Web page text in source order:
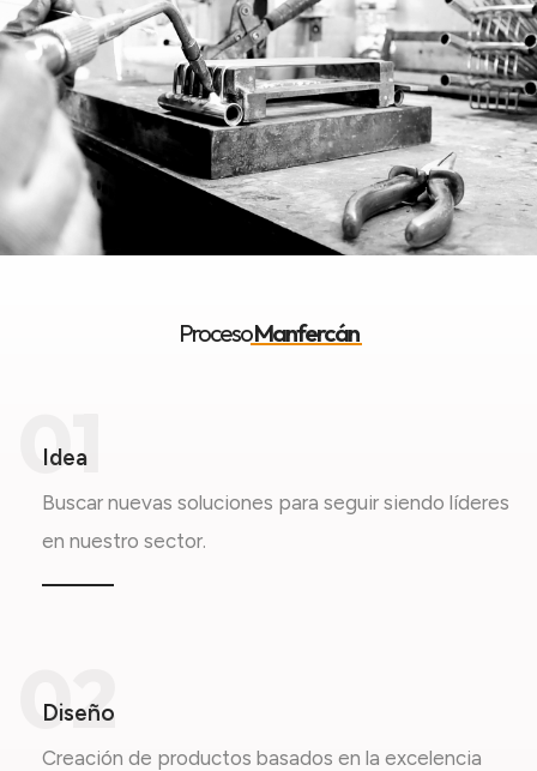
ProcesoManfercán
01
Idea
Buscar nuevas soluciones para seguir siendo líderes
en nuestro sector.
02
Diseño
Creación de productos basados ​​en la excelencia